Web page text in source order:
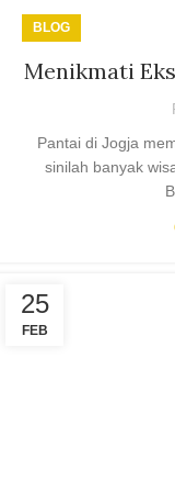
BLOG
Menikmati
Pantai di Jogja
sinilah banyak
25
FEB